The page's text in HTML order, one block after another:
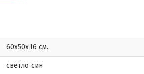
60х50х16 см.
светло син